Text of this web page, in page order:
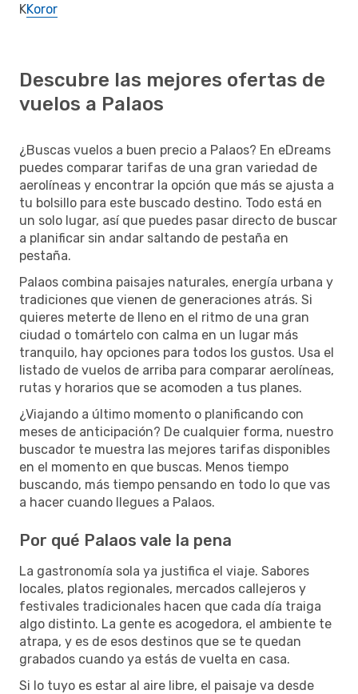
KKoror
Descubre las mejores ofertas de
vuelos a Palaos
¿Buscas vuelos a buen precio a Palaos? En eDreams
puedes comparar tarifas de una gran variedad de
aerolíneas y encontrar la opción que más se ajusta a
tu bolsillo para este buscado destino. Todo está en
un solo lugar, así que puedes pasar directo de buscar
a planificar sin andar saltando de pestaña en
pestaña.
Palaos combina paisajes naturales, energía urbana y
tradiciones que vienen de generaciones atrás. Si
quieres meterte de lleno en el ritmo de una gran
ciudad o tomártelo con calma en un lugar más
tranquilo, hay opciones para todos los gustos. Usa el
listado de vuelos de arriba para comparar aerolíneas,
rutas y horarios que se acomoden a tus planes.
¿Viajando a último momento o planificando con
meses de anticipación? De cualquier forma, nuestro
buscador te muestra las mejores tarifas disponibles
en el momento en que buscas. Menos tiempo
buscando, más tiempo pensando en todo lo que vas
a hacer cuando llegues a Palaos.
Por qué Palaos vale la pena
La gastronomía sola ya justifica el viaje. Sabores
locales, platos regionales, mercados callejeros y
festivales tradicionales hacen que cada día traiga
algo distinto. La gente es acogedora, el ambiente te
atrapa, y es de esos destinos que se te quedan
grabados cuando ya estás de vuelta en casa.
Si lo tuyo es estar al aire libre, el paisaje va desde